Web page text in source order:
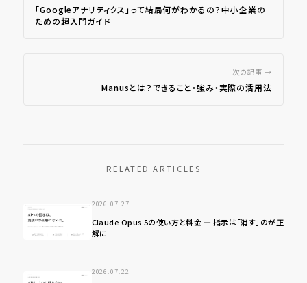
「Googleアナリティクス」って結局何がわかるの？中小企業の
ための超入門ガイド
次の記事 →
Manusとは？できること・強み・実際の活用法
RELATED ARTICLES
2026.07.27
Claude Opus 5の使い方と料金 ― 指示は「消す」のが正
解に
2026.07.22